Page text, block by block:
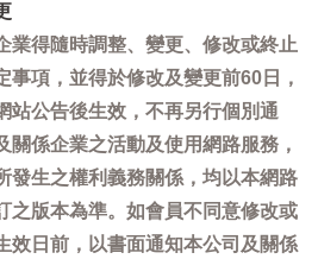
業得隨時調整、變更、修改或終止
事項，並得於修改及變更前60日，
站公告後生效，不再另行個別通
關係企業之活動及使用網路服務，
發生之權利義務關係，均以本網路
之版本為準。如會員不同意修改或
效日前，以書面通知本公司及關係